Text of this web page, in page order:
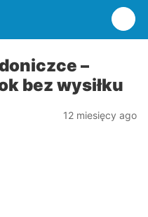
–
bez wysiłku
12 miesięcy ago